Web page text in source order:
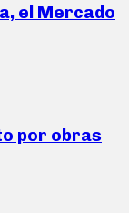
el Mercado
por obras